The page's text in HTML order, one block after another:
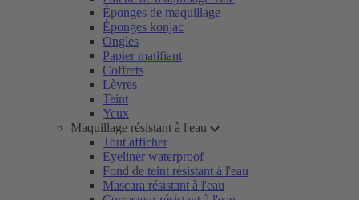
Éponges de maquillage
Éponges konjac
Ongles
Papier matifiant
Coffrets
Lèvres
Teint
Yeux
Maquillage résistant à l'eau
Tout afficher
Eyeliner waterproof
Fond de teint résistant à l'eau
Mascara résistant à l'eau